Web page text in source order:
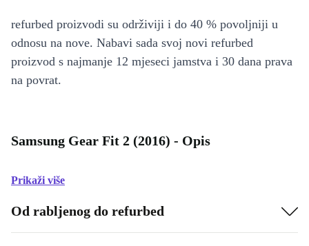
refurbed proizvodi su održiviji i do 40 % povoljniji u
odnosu na nove. Nabavi sada svoj novi refurbed
proizvod s najmanje 12 mjeseci jamstva i 30 dana prava
na povrat.
Samsung Gear Fit 2 (2016) - Opis
Prikaži više
Od rabljenog do refurbed